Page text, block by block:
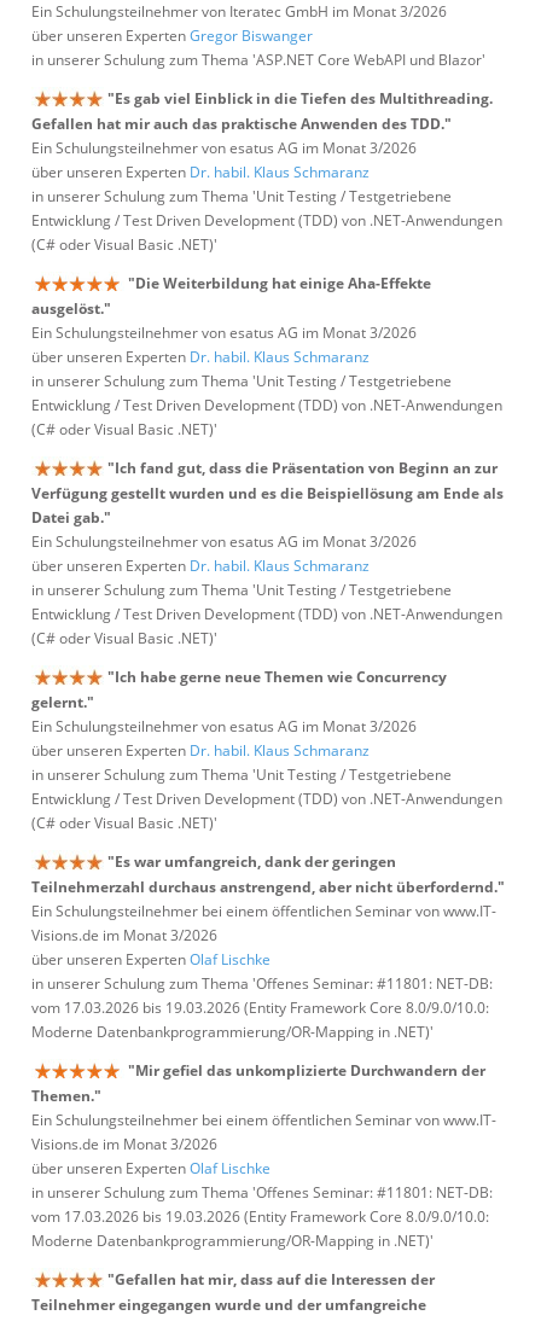
Ein Schulungsteilnehmer von Iteratec GmbH im Monat 3/2026
über unseren ExpertenGregor Biswanger
in unserer Schulung zum Thema 'ASP.NET Core WebAPI und Blazor'
"Es gab viel Einblick in die Tiefen des Multithreading.
Gefallen hat mir auch das praktische Anwenden des TDD."
Ein Schulungsteilnehmer von esatus AG im Monat 3/2026
über unseren Experten Dr. habil. Klaus Schmaranz
in unserer Schulung zum Thema 'Unit Testing / Testgetriebene
Entwicklung / Test Driven Development (TDD) von .NET-Anwendungen
(C# oder Visual Basic .NET)'
"Die Weiterbildung hat einige Aha-Effekte
ausgelöst."
Ein Schulungsteilnehmer von esatus AG im Monat 3/2026
über unseren Experten Dr. habil. Klaus Schmaranz
in unserer Schulung zum Thema 'Unit Testing / Testgetriebene
Entwicklung / Test Driven Development (TDD) von .NET-Anwendungen
(C# oder Visual Basic .NET)'
"Ich fand gut, dass die Präsentation von Beginn an zur
Verfügung gestellt wurden und es die Beispiellösung am Ende als
Datei gab."
Ein Schulungsteilnehmer von esatus AG im Monat 3/2026
über unseren Experten Dr. habil. Klaus Schmaranz
in unserer Schulung zum Thema 'Unit Testing / Testgetriebene
Entwicklung / Test Driven Development (TDD) von .NET-Anwendungen
(C# oder Visual Basic .NET)'
"Ich habe gerne neue Themen wie Concurrency
gelernt."
Ein Schulungsteilnehmer von esatus AG im Monat 3/2026
über unseren Experten Dr. habil. Klaus Schmaranz
in unserer Schulung zum Thema 'Unit Testing / Testgetriebene
Entwicklung / Test Driven Development (TDD) von .NET-Anwendungen
(C# oder Visual Basic .NET)'
"Es war umfangreich, dank der geringen
Teilnehmerzahl durchaus anstrengend, aber nicht überfordernd."
Ein Schulungsteilnehmer bei einem öffentlichen Seminar von www.IT-
Visions.de im Monat 3/2026
über unseren ExpertenOlaf Lischke
in unserer Schulung zum Thema 'Offenes Seminar: #11801: NET-DB:
vom 17.03.2026 bis 19.03.2026 (Entity Framework Core 8.0/9.0/10.0:
Moderne Datenbankprogrammierung/OR-Mapping in .NET)'
"Mir gefiel das unkomplizierte Durchwandern der
Themen."
Ein Schulungsteilnehmer bei einem öffentlichen Seminar von www.IT-
Visions.de im Monat 3/2026
über unseren ExpertenOlaf Lischke
in unserer Schulung zum Thema 'Offenes Seminar: #11801: NET-DB:
vom 17.03.2026 bis 19.03.2026 (Entity Framework Core 8.0/9.0/10.0:
Moderne Datenbankprogrammierung/OR-Mapping in .NET)'
"Gefallen hat mir, dass auf die Interessen der
Teilnehmer eingegangen wurde und der umfangreiche